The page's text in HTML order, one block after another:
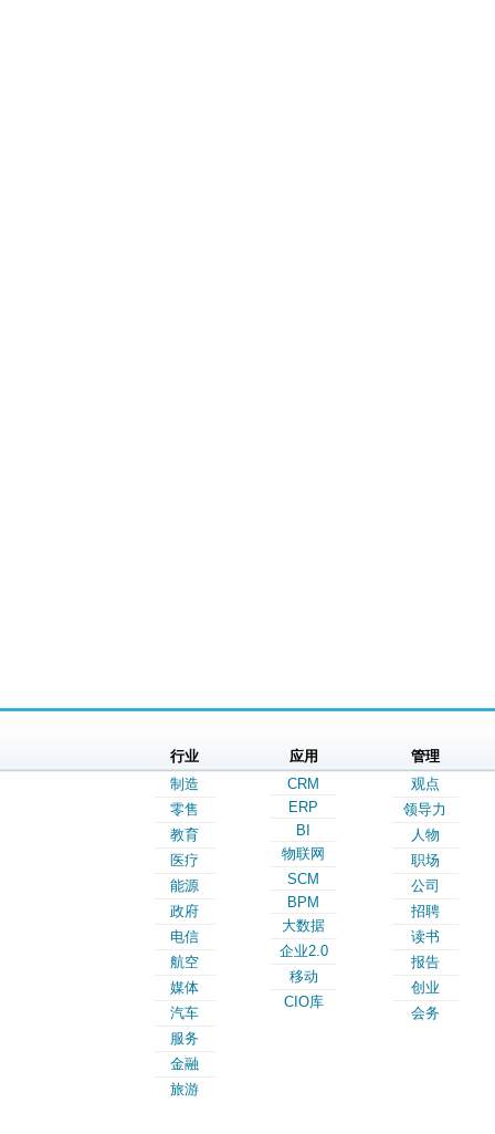
行业
制造
零售
教育
医疗
能源
政府
电信
航空
媒体
汽车
服务
金融
旅游
应用
CRM
ERP
BI
物联网
SCM
BPM
大数据
企业2.0
移动
CIO库
管理
观点
领导力
人物
职场
公司
招聘
读书
报告
创业
会务